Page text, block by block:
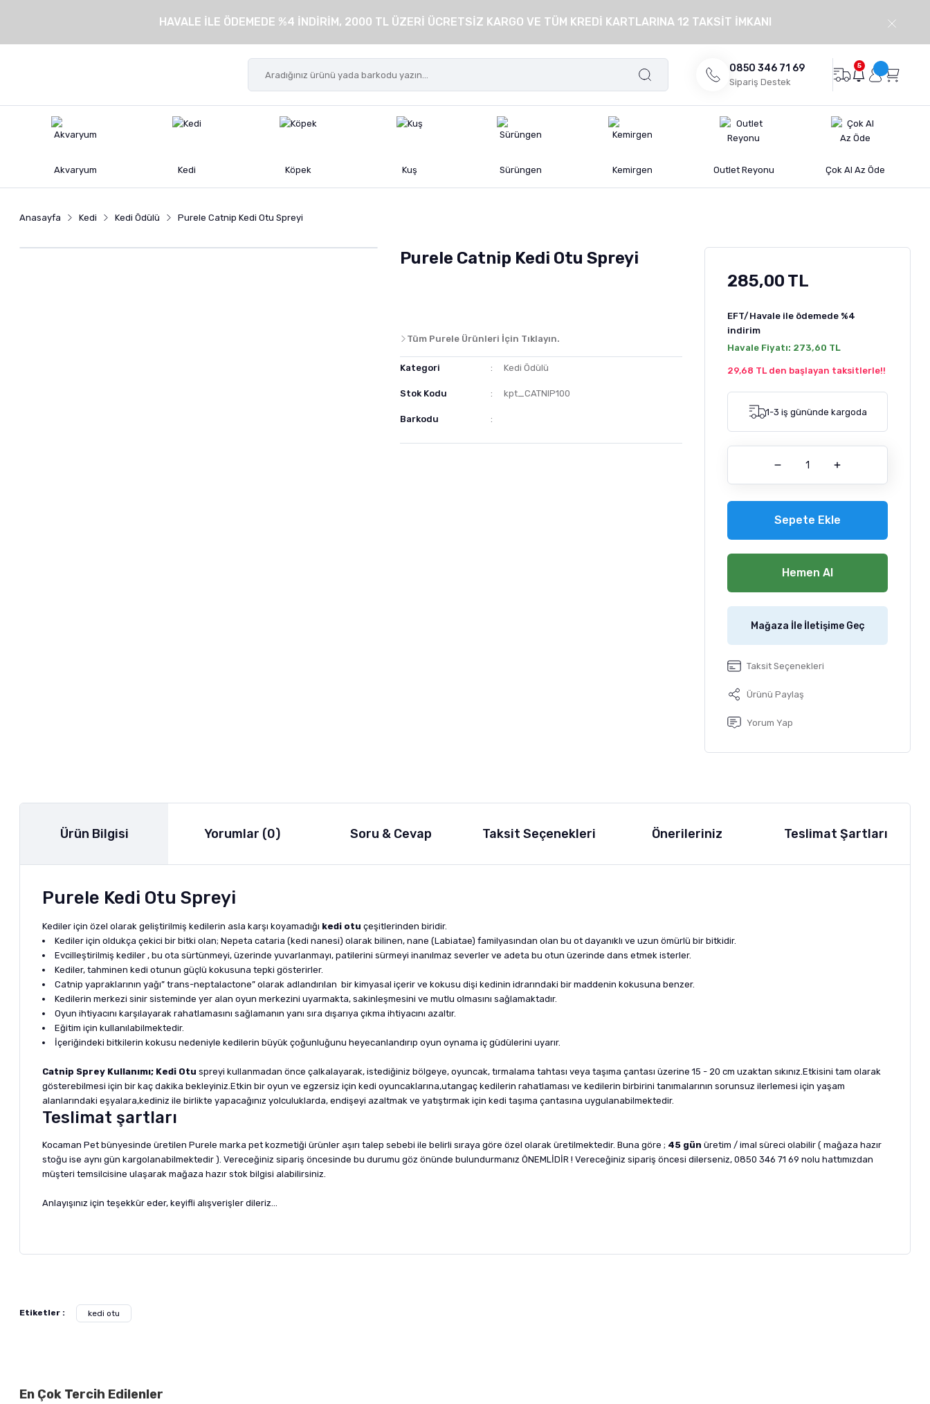
HAVALE İLE ÖDEMEDE %4 İNDİRİM, 2000 TL ÜZERİ ÜCRETSİZ KARGO VE TÜM KREDİ KARTLARINA 12 TAKSİT İMKANI
0850 346 71 69
Sipariş Destek
5
Akvaryum Kedi Köpek Kuş Sürüngen Kemirgen Outlet Reyonu Çok Al Az Öde
Anasayfa Kedi Kedi Ödülü Purele Catnip Kedi Otu Spreyi
Purele Catnip Kedi Otu Spreyi
Tüm Purele Ürünleri İçin Tıklayın.
Kategori Kedi Ödülü
Stok Kodu kpt_CATNIP100
Barkodu
285,00 TL
EFT/Havale ile ödemede %4
indirim
Havale Fiyatı: 273,60 TL
29,68 TL den başlayan taksitlerle!!
1-3 iş gününde kargoda
Sepete Ekle
Hemen Al
Mağaza İle İletişime Geç
Taksit Seçenekleri
Ürünü Paylaş
Yorum Yap
Ürün Bilgisi Yorumlar (0) Soru & Cevap Taksit Seçenekleri Önerileriniz Teslimat Şartları
Purele Kedi Otu Spreyi
Kediler için özel olarak geliştirilmiş kedilerin asla karşı koyamadığı kedi otu çeşitlerinden biridir.
Kediler için oldukça çekici bir bitki olan; Nepeta cataria (kedi nanesi) olarak bilinen, nane (Labiatae) familyasından olan bu ot dayanıklı ve uzun ömürlü bir bitkidir.
Evcilleştirilmiş kediler , bu ota sürtünmeyi, üzerinde yuvarlanmayı, patilerini sürmeyi inanılmaz severler ve adeta bu otun üzerinde dans etmek isterler.
Kediler, tahminen kedi otunun güçlü kokusuna tepki gösterirler.
Catnip yapraklarının yağı” trans-neptalactone” olarak adlandırılan bir kimyasal içerir ve kokusu dişi kedinin idrarındaki bir maddenin kokusuna benzer.
Kedilerin merkezi sinir sisteminde yer alan oyun merkezini uyarmakta, sakinleşmesini ve mutlu olmasını sağlamaktadır.
Oyun ihtiyacını karşılayarak rahatlamasını sağlamanın yanı sıra dışarıya çıkma ihtiyacını azaltır.
Eğitim için kullanılabilmektedir.
İçeriğindeki bitkilerin kokusu nedeniyle kedilerin büyük çoğunluğunu heyecanlandırıp oyun oynama iç güdülerini uyarır.
Catnip Sprey Kullanımı; Kedi Otu spreyi kullanmadan önce çalkalayarak, istediğiniz bölgeye, oyuncak, tırmalama tahtası veya taşıma çantası üzerine 15 - 20 cm uzaktan sıkınız.Etkisini tam olarak
gösterebilmesi için bir kaç dakika bekleyiniz.Etkin bir oyun ve egzersiz için kedi oyuncaklarına,utangaç kedilerin rahatlaması ve kedilerin birbirini tanımalarının sorunsuz ilerlemesi için yaşam
alanlarındaki eşyalara,kediniz ile birlikte yapacağınız yolculuklarda, endişeyi azaltmak ve yatıştırmak için kedi taşıma çantasına uygulanabilmektedir.
Teslimat şartları
Kocaman Pet bünyesinde üretilen Purele marka pet kozmetiği ürünler aşırı talep sebebi ile belirli sıraya göre özel olarak üretilmektedir. Buna göre ; 45 gün üretim / imal süreci olabilir ( mağaza hazır
stoğu ise aynı gün kargolanabilmektedir ). Vereceğiniz sipariş öncesinde bu durumu göz önünde bulundurmanız ÖNEMLİDİR ! Vereceğiniz sipariş öncesi dilerseniz, 0850 346 71 69 nolu hattımızdan
müşteri temsilcisine ulaşarak mağaza hazır stok bilgisi alabilirsiniz.
Anlayışınız için teşekkür eder, keyifli alışverişler dileriz...
Ürün fiyatı diğer sitelerden daha pahalı.
Kocaman Pet bünyesinde üretilen Purele marka pet kozmetiği ürünler aşırı talep sebebi ile belirli sıraya göre özel olarak üretilmektedir. Buna göre ;
Etiketler : kedi otu
En Çok Tercih Edilenler